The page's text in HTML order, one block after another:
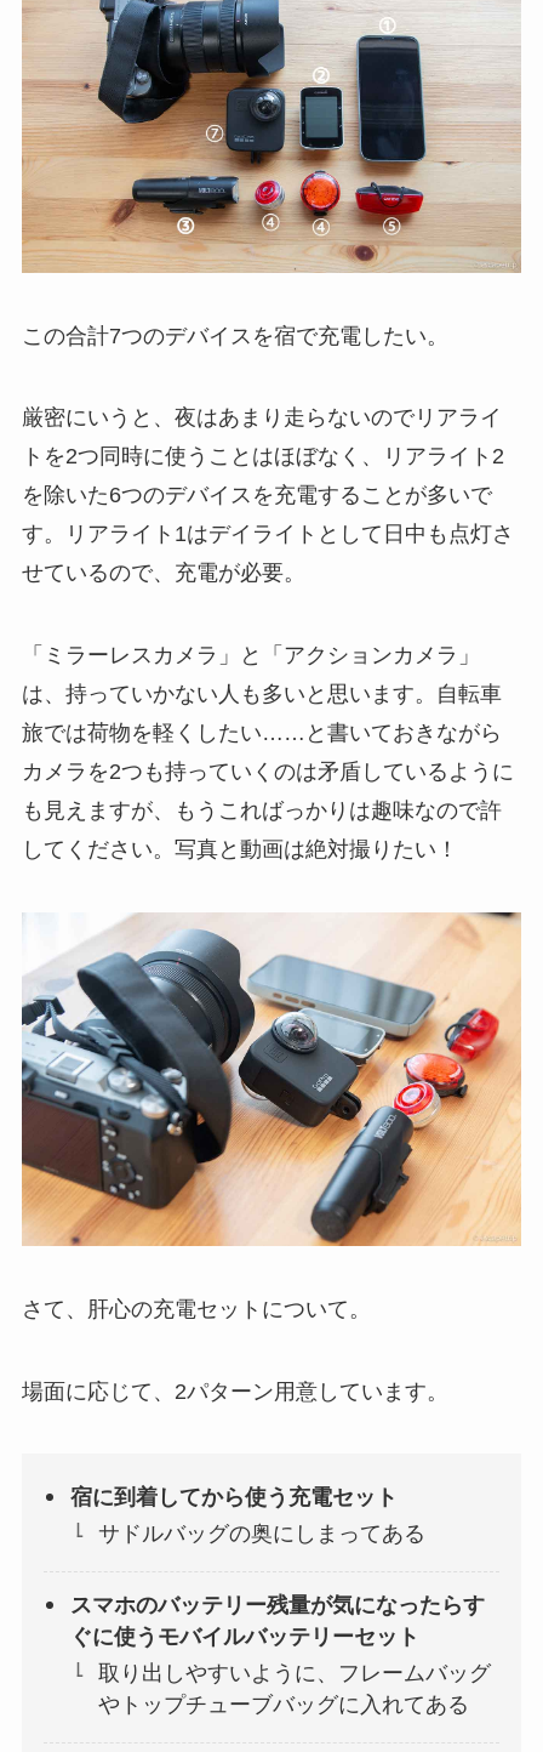
この合計7つのデバイスを宿で充電したい。
厳密にいうと、夜はあまり走らないのでリアライ
トを2つ同時に使うことはほぼなく、リアライト2
を除いた6つのデバイスを充電することが多いで
す。リアライト1はデイライトとして日中も点灯さ
せているので、充電が必要。
「ミラーレスカメラ」と「アクションカメラ」
は、持っていかない人も多いと思います。自転車
旅では荷物を軽くしたい……と書いておきながら
カメラを2つも持っていくのは矛盾しているように
も見えますが、もうこればっかりは趣味なので許
してください。写真と動画は絶対撮りたい！
さて、肝心の充電セットについて。
場面に応じて、2パターン用意しています。
宿に到着してから使う充電セット
サドルバッグの奥にしまってある
スマホのバッテリー残量が気になったらす
ぐに使うモバイルバッテリーセット
取り出しやすいように、フレームバッグ
やトップチューブバッグに入れてある